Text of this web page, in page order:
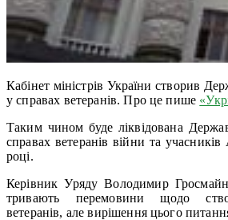
Кабінет міністрів України створив
у справах ветеранів. Про це пише
Таким чином буде ліквідована
справах ветеранів війни та
році.
Керівник Уряду Володимир
тривають перемовини щодо
ветеранів, але вирішення цього